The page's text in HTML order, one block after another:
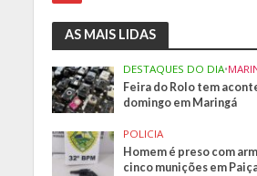
AS MAIS LIDAS
DESTAQUES DO DIA•
Feira do Rolo tem
domingo em Maringá
POLICIA
Homem é preso com
cinco munições em